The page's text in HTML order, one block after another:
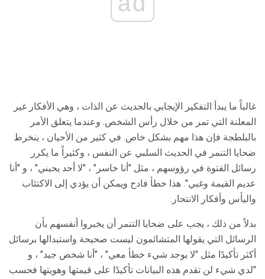
غالباً ما يبدأ التفكير الإيجابي بالحديث عن الذات ، وهي الأفكار غير
المعلنة التي تمر من خلال رأس الشخص. وعندما يتعلق الأمر
بالبلطجة فإن هذا مهم بشكل خاص. في كثير من الأحيان ، ينخرط
ضحايا التنمر في الحديث السلبي عن النفس ، وكثيراً ما يكرر
رسائل الفتوة في رؤوسهم ، مثل "أنا خاسر" ، "لا أحد يحبني" ، و "أنا
عديم القيمة وغبي". هذا خطأ فادح ويمكن أن يؤدي إلى الاكتئاب
واليأس وأفكار الانتحار.
بدلاً من ذلك ، يجب على ضحايا التنمر أن يخبروا أنفسهم بأن
الرسائل التي يقولها المتشائمون ليست صحيحة واستبدالها برسائل
أكثر تأكيدًا مثل "لا يوجد شيء خطأ معي" ، "أنا شخص جيد" ، و
"لدي شيء لن تقدم هذه البيانات تأكيدًا على قيمتها وهويتها فحسب